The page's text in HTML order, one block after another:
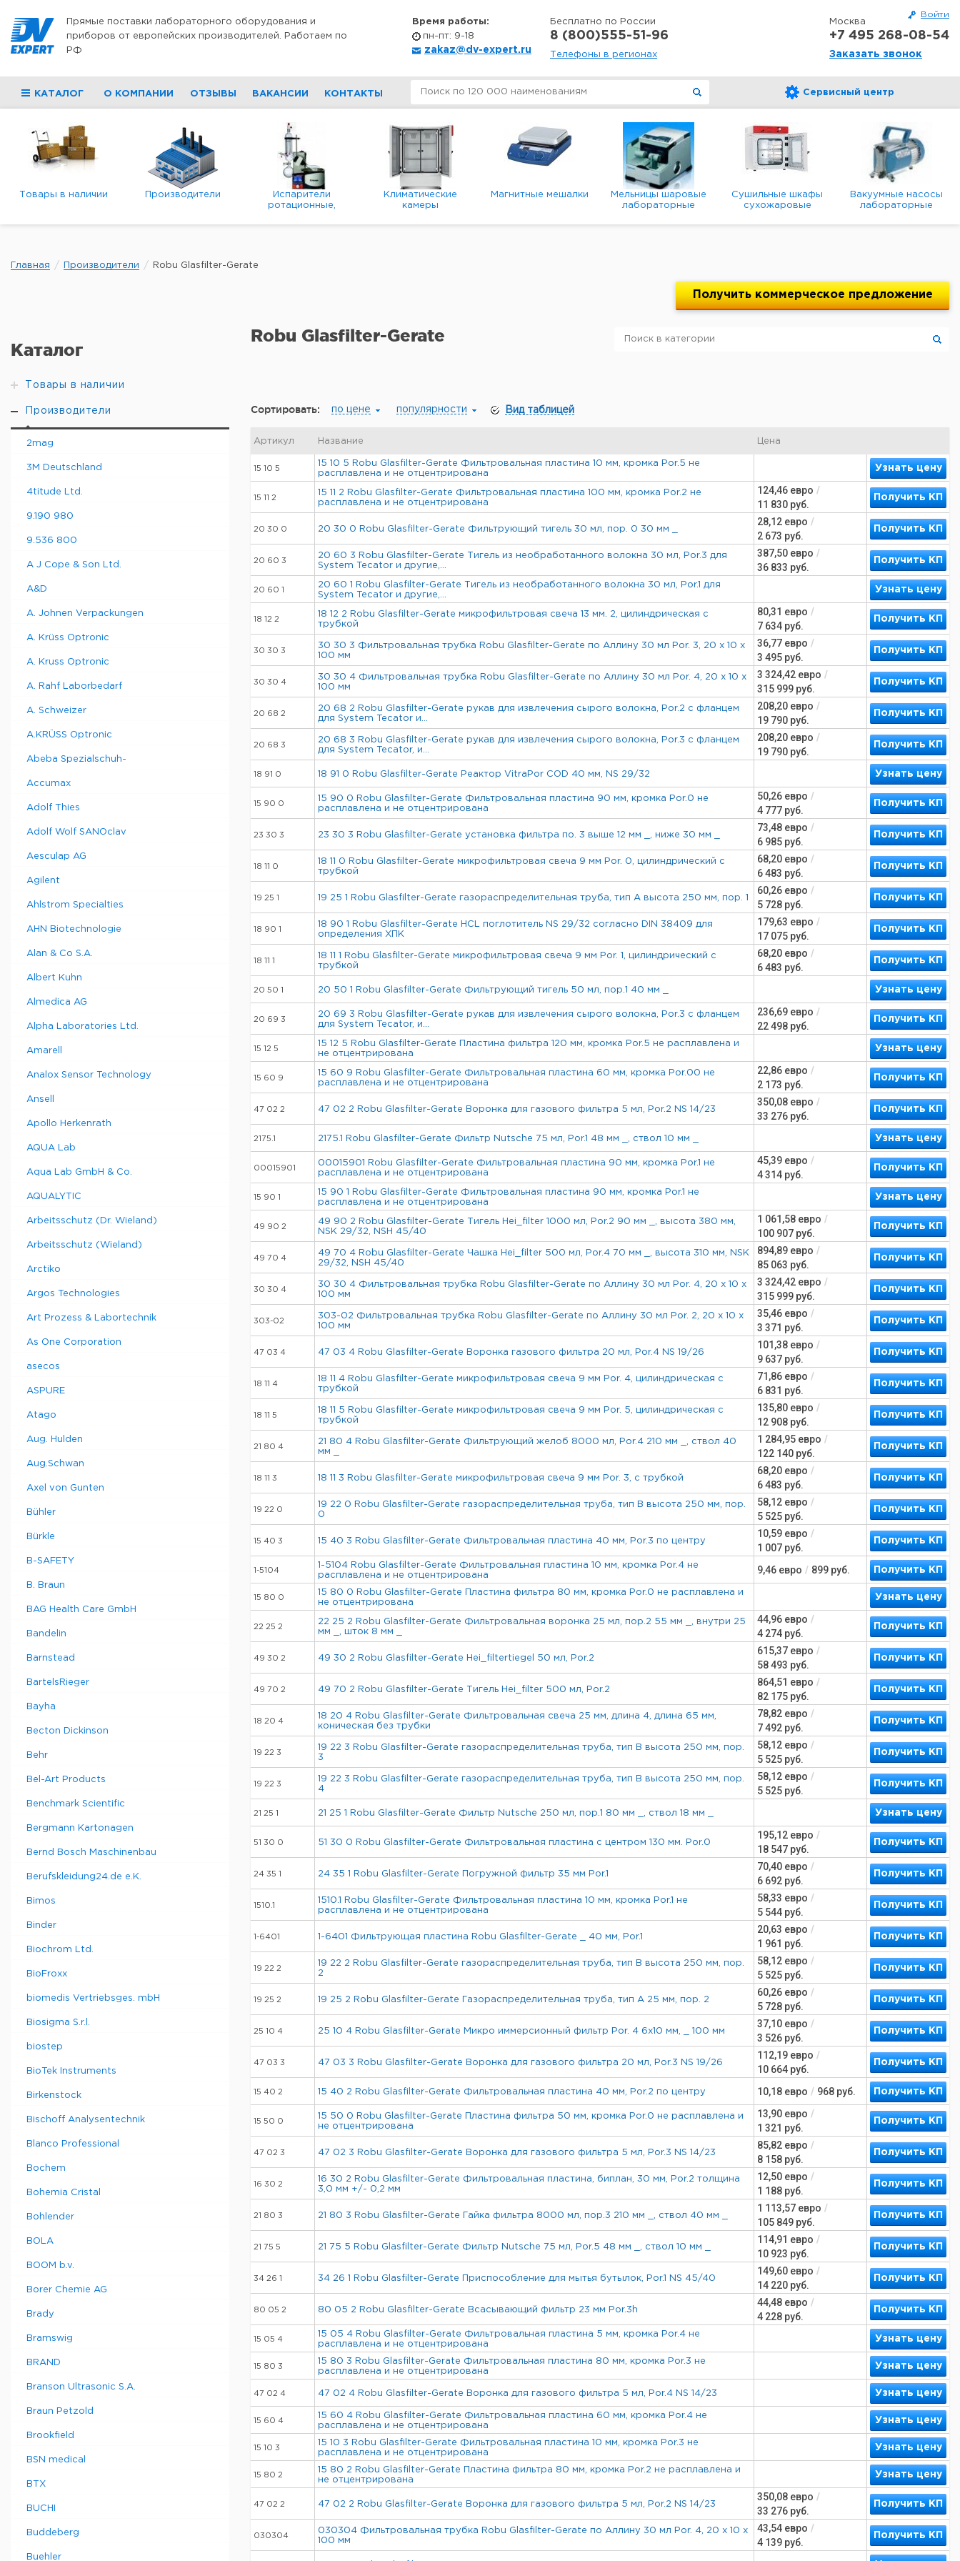
Войти
Прямые поставки лабораторного оборудования и
приборов от европейских производителей. Работаем по
РФ
Время работы:
пн-пт: 9-18
zakaz@dv-expert.ru
Бесплатно по России
8 (800)555-51-96
Телефоны в регионах
Москва
+7 495 268-08-54
Заказать звонок
КАТАЛОГ О КОМПАНИИ ОТЗЫВЫ ВАКАНСИИ КОНТАКТЫ Сервисный центр
Товары в наличии Производители
Испарители
ротационные,
вакуумные
Климатические
камеры
Магнитные мешалки
Мельницы шаровые
лабораторные
Сушильные шкафы
сухожаровые
Вакуумные насосы
лабораторные
мембранные
Главная Производители Robu Glasfilter-Gerate
Получить коммерческое предложение
Каталог
Товары в наличии
Производители
2mag
3M Deutschland
4titude Ltd.
9.190 980
9.536 800
A J Cope & Son Ltd.
A&D
A. Johnen Verpackungen
A. Krüss Optronic
A. Kruss Optronic
A. Rahf Laborbedarf
A. Schweizer
A.KRÜSS Optronic
Abeba Spezialschuh-
Accumax
Adolf Thies
Adolf Wolf SANOclav
Aesculap AG
Agilent
Ahlstrom Specialties
AHN Biotechnologie
Alan & Co S.A.
Albert Kuhn
Almedica AG
Alpha Laboratories Ltd.
Amarell
Analox Sensor Technology
Ansell
Apollo Herkenrath
AQUA Lab
Aqua Lab GmbH & Co.
AQUALYTIC
Arbeitsschutz (Dr. Wieland)
Arbeitsschutz (Wieland)
Arctiko
Argos Technologies
Art Prozess & Labortechnik
As One Corporation
asecos
ASPURE
Atago
Aug. Hulden
Aug.Schwan
Axel von Gunten
Bühler
Bürkle
B-SAFETY
B. Braun
BAG Health Care GmbH
Bandelin
Barnstead
BartelsRieger
Bayha
Becton Dickinson
Behr
Bel-Art Products
Benchmark Scientific
Bergmann Kartonagen
Bernd Bosch Maschinenbau
Berufskleidung24.de e.K.
Bimos
Binder
Biochrom Ltd.
BioFroxx
biomedis Vertriebsges. mbH
Biosigma S.r.l.
biostep
BioTek Instruments
Birkenstock
Bischoff Analysentechnik
Blanco Professional
Bochem
Bohemia Cristal
Bohlender
BOLA
BOOM b.v.
Borer Chemie AG
Brady
Bramswig
BRAND
Branson Ultrasonic S.A.
Braun Petzold
Brookfield
BSN medical
BTX
BUCHI
Buddeberg
Buehler
Robu Glasfilter-Gerate
Сортировать: по цене популярности Вид таблицей
Артикул Название Цена
15 10 5
15 10 5 Robu Glasfilter-Gerate Фильтровальная пластина 10 мм, кромка Por.5 не
расплавлена и не отцентрирована
Узнать цену
15 11 2
15 11 2 Robu Glasfilter-Gerate Фильтровальная пластина 100 мм, кромка Por.2 не
расплавлена и не отцентрирована
124,46 евро /
11 830 руб.
Получить КП
20 30 0 20 30 0 Robu Glasfilter-Gerate Фильтрующий тигель 30 мл, пор. 0 30 мм _
28,12 евро /
2 673 руб.
Получить КП
20 60 3
20 60 3 Robu Glasfilter-Gerate Тигель из необработанного волокна 30 мл, Por.3 для
System Tecator и другие,...
387,50 евро /
36 833 руб.
Получить КП
20 60 1
20 60 1 Robu Glasfilter-Gerate Тигель из необработанного волокна 30 мл, Por.1 для
System Tecator и другие,...
Узнать цену
18 12 2
18 12 2 Robu Glasfilter-Gerate микрофильтровая свеча 13 мм. 2, цилиндрическая с
трубкой
80,31 евро /
7 634 руб.
Получить КП
30 30 3
30 30 3 Фильтровальная трубка Robu Glasfilter-Gerate по Аллину 30 мл Por. 3, 20 х 10 х
100 мм
36,77 евро /
3 495 руб.
Получить КП
30 30 4
30 30 4 Фильтровальная трубка Robu Glasfilter-Gerate по Аллину 30 мл Por. 4, 20 х 10 х
100 мм
3 324,42 евро /
315 999 руб.
Получить КП
20 68 2
20 68 2 Robu Glasfilter-Gerate рукав для извлечения сырого волокна, Por.2 с фланцем
для System Tecator и...
208,20 евро /
19 790 руб.
Получить КП
20 68 3
20 68 3 Robu Glasfilter-Gerate рукав для извлечения сырого волокна, Por.3 с фланцем
для System Tecator, и...
208,20 евро /
19 790 руб.
Получить КП
18 91 0 18 91 0 Robu Glasfilter-Gerate Реактор VitraPor COD 40 мм, NS 29/32 Узнать цену
15 90 0
15 90 0 Robu Glasfilter-Gerate Фильтровальная пластина 90 мм, кромка Por.0 не
расплавлена и не отцентрирована
50,26 евро /
4 777 руб.
Получить КП
23 30 3 23 30 3 Robu Glasfilter-Gerate установка фильтра по. 3 выше 12 мм _, ниже 30 мм _
73,48 евро /
6 985 руб.
Получить КП
18 11 0
18 11 0 Robu Glasfilter-Gerate микрофильтровая свеча 9 мм Por. 0, цилиндрический с
трубкой
68,20 евро /
6 483 руб.
Получить КП
19 25 1 19 25 1 Robu Glasfilter-Gerate газораспределительная труба, тип А высота 250 мм, пор. 1
60,26 евро /
5 728 руб.
Получить КП
18 90 1
18 90 1 Robu Glasfilter-Gerate HCL поглотитель NS 29/32 согласно DIN 38409 для
определения ХПК
179,63 евро /
17 075 руб.
Получить КП
18 11 1
18 11 1 Robu Glasfilter-Gerate микрофильтровая свеча 9 мм Por. 1, цилиндрический с
трубкой
68,20 евро /
6 483 руб.
Получить КП
20 50 1 20 50 1 Robu Glasfilter-Gerate Фильтрующий тигель 50 мл, пор.1 40 мм _ Узнать цену
20 69 3
20 69 3 Robu Glasfilter-Gerate рукав для извлечения сырого волокна, Por.3 с фланцем
для System Tecator, и...
236,69 евро /
22 498 руб.
Получить КП
15 12 5
15 12 5 Robu Glasfilter-Gerate Пластина фильтра 120 мм, кромка Por.5 не расплавлена и
не отцентрирована
Узнать цену
15 60 9
15 60 9 Robu Glasfilter-Gerate Фильтровальная пластина 60 мм, кромка Por.00 не
расплавлена и не отцентрирована
22,86 евро /
2 173 руб.
Получить КП
47 02 2 47 02 2 Robu Glasfilter-Gerate Воронка для газового фильтра 5 мл, Por.2 NS 14/23
350,08 евро /
33 276 руб.
Получить КП
2175.1 2175.1 Robu Glasfilter-Gerate Фильтр Nutsche 75 мл, Por.1 48 мм _, ствол 10 мм _ Узнать цену
00015901
00015901 Robu Glasfilter-Gerate Фильтровальная пластина 90 мм, кромка Por.1 не
расплавлена и не отцентрирована
45,39 евро /
4 314 руб.
Получить КП
15 90 1
15 90 1 Robu Glasfilter-Gerate Фильтровальная пластина 90 мм, кромка Por.1 не
расплавлена и не отцентрирована
Узнать цену
49 90 2
49 90 2 Robu Glasfilter-Gerate Тигель Hei_filter 1000 мл, Por.2 90 мм _, высота 380 мм,
NSK 29/32, NSH 45/40
1 061,58 евро /
100 907 руб.
Получить КП
49 70 4
49 70 4 Robu Glasfilter-Gerate Чашка Hei_filter 500 мл, Por.4 70 мм _, высота 310 мм, NSK
29/32, NSH 45/40
894,89 евро /
85 063 руб.
Получить КП
30 30 4
30 30 4 Фильтровальная трубка Robu Glasfilter-Gerate по Аллину 30 мл Por. 4, 20 х 10 х
100 мм
3 324,42 евро /
315 999 руб.
Получить КП
303-02
303-02 Фильтровальная трубка Robu Glasfilter-Gerate по Аллину 30 мл Por. 2, 20 х 10 х
100 мм
35,46 евро /
3 371 руб.
Получить КП
47 03 4 47 03 4 Robu Glasfilter-Gerate Воронка газового фильтра 20 мл, Por.4 NS 19/26
101,38 евро /
9 637 руб.
Получить КП
18 11 4
18 11 4 Robu Glasfilter-Gerate микрофильтровая свеча 9 мм Por. 4, цилиндрическая с
трубкой
71,86 евро /
6 831 руб.
Получить КП
18 11 5
18 11 5 Robu Glasfilter-Gerate микрофильтровая свеча 9 мм Por. 5, цилиндрическая с
трубкой
135,80 евро /
12 908 руб.
Получить КП
21 80 4
21 80 4 Robu Glasfilter-Gerate Фильтрующий желоб 8000 мл, Por.4 210 мм _, ствол 40
мм _
1 284,95 евро /
122 140 руб.
Получить КП
18 11 3 18 11 3 Robu Glasfilter-Gerate микрофильтровая свеча 9 мм Por. 3, с трубкой
68,20 евро /
6 483 руб.
Получить КП
19 22 0
19 22 0 Robu Glasfilter-Gerate газораспределительная труба, тип B высота 250 мм, пор.
0
58,12 евро /
5 525 руб.
Получить КП
15 40 3 15 40 3 Robu Glasfilter-Gerate Фильтровальная пластина 40 мм, Por.3 по центру
10,59 евро /
1 007 руб.
Получить КП
1-5104
1-5104 Robu Glasfilter-Gerate Фильтровальная пластина 10 мм, кромка Por.4 не
расплавлена и не отцентрирована
9,46 евро / 899 руб. Получить КП
15 80 0
15 80 0 Robu Glasfilter-Gerate Пластина фильтра 80 мм, кромка Por.0 не расплавлена и
не отцентрирована
Узнать цену
22 25 2
22 25 2 Robu Glasfilter-Gerate Фильтровальная воронка 25 мл, пор.2 55 мм _, внутри 25
мм _, шток 8 мм _
44,96 евро /
4 274 руб.
Получить КП
49 30 2 49 30 2 Robu Glasfilter-Gerate Hei_filtertiegel 50 мл, Por.2
615,37 евро /
58 493 руб.
Получить КП
49 70 2 49 70 2 Robu Glasfilter-Gerate Тигель Hei_filter 500 мл, Por.2
864,51 евро /
82 175 руб.
Получить КП
18 20 4
18 20 4 Robu Glasfilter-Gerate Фильтровальная свеча 25 мм, длина 4, длина 65 мм,
коническая без трубки
78,82 евро /
7 492 руб.
Получить КП
19 22 3
19 22 3 Robu Glasfilter-Gerate газораспределительная труба, тип B высота 250 мм, пор.
3
58,12 евро /
5 525 руб.
Получить КП
19 22 3
19 22 3 Robu Glasfilter-Gerate газораспределительная труба, тип B высота 250 мм, пор.
4
58,12 евро /
5 525 руб.
Получить КП
21 25 1 21 25 1 Robu Glasfilter-Gerate Фильтр Nutsche 250 мл, пор.1 80 мм _, ствол 18 мм _ Узнать цену
51 30 0 51 30 0 Robu Glasfilter-Gerate Фильтровальная пластина с центром 130 мм. Por.0
195,12 евро /
18 547 руб.
Получить КП
24 35 1 24 35 1 Robu Glasfilter-Gerate Погружной фильтр 35 мм Por.1
70,40 евро /
6 692 руб.
Получить КП
1510.1
1510.1 Robu Glasfilter-Gerate Фильтровальная пластина 10 мм, кромка Por.1 не
расплавлена и не отцентрирована
58,33 евро /
5 544 руб.
Получить КП
1-6401 1-6401 Фильтрующая пластина Robu Glasfilter-Gerate _ 40 мм, Por.1
20,63 евро /
1 961 руб.
Получить КП
19 22 2
19 22 2 Robu Glasfilter-Gerate газораспределительная труба, тип B высота 250 мм, пор.
2
58,12 евро /
5 525 руб.
Получить КП
19 25 2 19 25 2 Robu Glasfilter-Gerate Газораспределительная труба, тип A 25 мм, пор. 2
60,26 евро /
5 728 руб.
Получить КП
25 10 4 25 10 4 Robu Glasfilter-Gerate Микро иммерсионный фильтр Por. 4 6x10 мм, _ 100 мм
37,10 евро /
3 526 руб.
Получить КП
47 03 3 47 03 3 Robu Glasfilter-Gerate Воронка для газового фильтра 20 мл, Por.3 NS 19/26
112,19 евро /
10 664 руб.
Получить КП
15 40 2 15 40 2 Robu Glasfilter-Gerate Фильтровальная пластина 40 мм, Por.2 по центру 10,18 евро / 968 руб. Получить КП
15 50 0
15 50 0 Robu Glasfilter-Gerate Пластина фильтра 50 мм, кромка Por.0 не расплавлена и
не отцентрирована
13,90 евро /
1 321 руб.
Получить КП
47 02 3 47 02 3 Robu Glasfilter-Gerate Воронка для газового фильтра 5 мл, Por.3 NS 14/23
85,82 евро /
8 158 руб.
Получить КП
16 30 2
16 30 2 Robu Glasfilter-Gerate Фильтровальная пластина, биплан, 30 мм, Por.2 толщина
3,0 мм +/- 0,2 мм
12,50 евро /
1 188 руб.
Получить КП
21 80 3 21 80 3 Robu Glasfilter-Gerate Гайка фильтра 8000 мл, пор.3 210 мм _, ствол 40 мм _
1 113,57 евро /
105 849 руб.
Получить КП
21 75 5 21 75 5 Robu Glasfilter-Gerate Фильтр Nutsche 75 мл, Por.5 48 мм _, ствол 10 мм _
114,91 евро /
10 923 руб.
Получить КП
34 26 1 34 26 1 Robu Glasfilter-Gerate Приспособление для мытья бутылок, Por.1 NS 45/40
149,60 евро /
14 220 руб.
Получить КП
80 05 2 80 05 2 Robu Glasfilter-Gerate Всасывающий фильтр 23 мм Por.3h
44,48 евро /
4 228 руб.
Получить КП
15 05 4
15 05 4 Robu Glasfilter-Gerate Фильтровальная пластина 5 мм, кромка Por.4 не
расплавлена и не отцентрирована
Узнать цену
15 80 3
15 80 3 Robu Glasfilter-Gerate Фильтровальная пластина 80 мм, кромка Por.3 не
расплавлена и не отцентрирована
Узнать цену
47 02 4 47 02 4 Robu Glasfilter-Gerate Воронка для газового фильтра 5 мл, Por.4 NS 14/23 Узнать цену
15 60 4
15 60 4 Robu Glasfilter-Gerate Фильтровальная пластина 60 мм, кромка Por.4 не
расплавлена и не отцентрирована
Узнать цену
15 10 3
15 10 3 Robu Glasfilter-Gerate Фильтровальная пластина 10 мм, кромка Por.3 не
расплавлена и не отцентрирована
Узнать цену
15 80 2
15 80 2 Robu Glasfilter-Gerate Пластина фильтра 80 мм, кромка Por.2 не расплавлена и
не отцентрирована
Узнать цену
47 02 2 47 02 2 Robu Glasfilter-Gerate Воронка для газового фильтра 5 мл, Por.2 NS 14/23
350,08 евро /
33 276 руб.
Получить КП
030304
030304 Фильтровальная трубка Robu Glasfilter-Gerate по Аллину 30 мл Por. 4, 20 х 10 х
100 мм
43,54 евро /
4 139 руб.
Получить КП